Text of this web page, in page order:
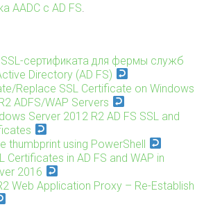
AADC с AD FS.
сертификата для фермы служб
Directory (AD FS)
Replace SSL Certificate on Windows
ADFS/WAP Servers
Server 2012 R2 AD FS SSL and
thumbprint using PowerShell
Certificates in AD FS and WAP in
2016
Web Application Proxy – Re-Establish